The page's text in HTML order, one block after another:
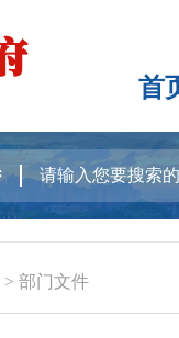
首
> 部门文件